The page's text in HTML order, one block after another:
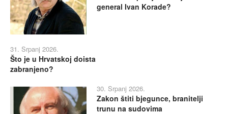
general Ivan Korade?
31. Srpanj 2026.
Što je u Hrvatskoj doista
zabranjeno?
30. Srpanj 2026.
Zakon štiti bjegunce, branitelji
trunu na sudovima